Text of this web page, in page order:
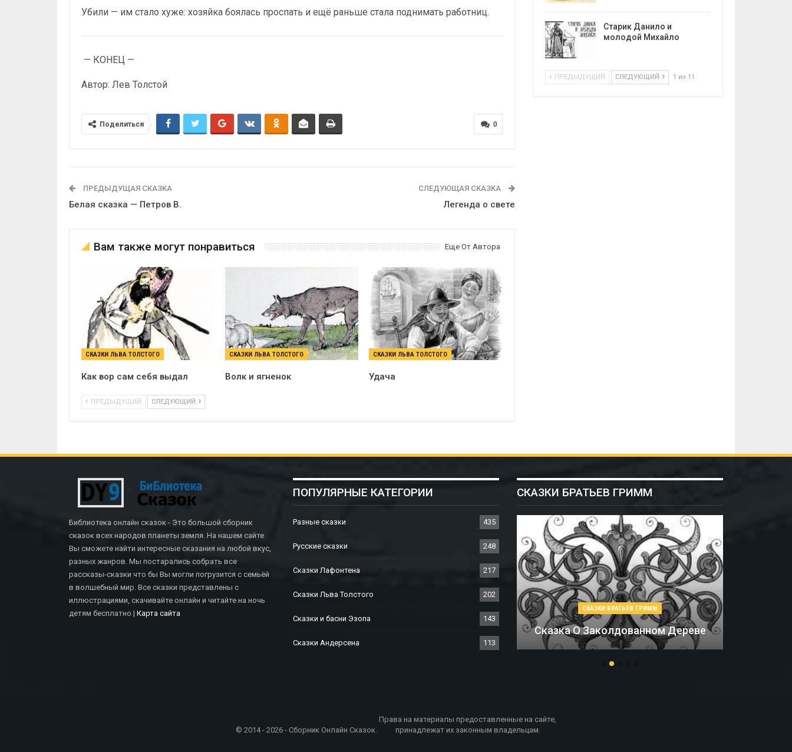
Убили — им стало хуже: хозяйка боялась проспать и ещё раньше стала поднимать работниц.
— КОНЕЦ —
Автор: Лев Толстой
0
Поделиться
ПРЕДЫДУЩАЯ СКАЗКА
Белая сказка — Петров В.
СЛЕДУЮЩАЯ СКАЗКА
Легенда о свете
Вам также могут понравиться Еще От Автора
СКАЗКИ ЛЬВА ТОЛСТОГО
Как вор сам себя выдал
СКАЗКИ ЛЬВА ТОЛСТОГО
Волк и ягненок
СКАЗКИ ЛЬВА ТОЛСТОГО
Удача
ПРЕДЫДУЩИЙ СЛЕДУЮЩИЙ
Старик Данило и
молодой Михайло
ПРЕДЫДУЩИЙ СЛЕДУЮЩИЙ 1 из 11
Библиотека онлайн сказок - Это большой сборник
сказок всех народов планеты земля. На нашем сайте
Вы сможете найти интересные сказания на любой вкус,
разных жанров. Мы постарались собрать все
рассказы-сказки что бы Вы могли погрузится с семьёй
в волшебный мир. Все сказки представлены с
иллюстрациями, скачивайте онлайн и читайте на ночь
детям бесплатно | Карта сайта
ПОПУЛЯРНЫЕ КАТЕГОРИИ
Разные сказки 435
Русские сказки 248
Сказки Лафонтена 217
Сказки Льва Толстого 202
Сказки и басни Эзопа 143
Сказки Андерсена 113
СКАЗКИ БРАТЬЕВ ГРИММ
СКАЗКИ БРАТЬЕВ ГРИММ
Сказка О Заколдованном Дереве
© 2014 - 2026 - Сборник Онлайн Сказок.
Права на материалы предоставленные на сайте,
принадлежат их законным владельцам.